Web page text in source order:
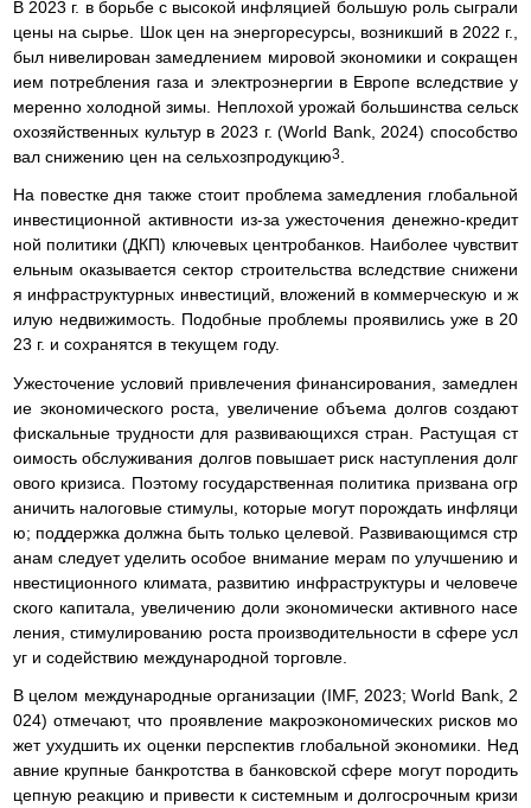
В 2023 г. в борьбе с высокой инфляцией большую роль сыграли
цены на сырье. Шок цен на энергоресурсы, возникший в 2022 г.,
был нивелирован замедлением мировой экономики и сокращен
ием потребления газа и электроэнергии в Европе вследствие у
меренно холодной зимы. Неплохой урожай большинства сельск
охозяйственных культур в 2023 г. (World Bank, 2024) способство
вал снижению цен на сельхозпродукцию3.
На повестке дня также стоит проблема замедления глобальной
инвестиционной активности из-за ужесточения денежно-кредит
ной политики (ДКП) ключевых центробанков. Наиболее чувствит
ельным оказывается сектор строительства вследствие снижени
я инфраструктурных инвестиций, вложений в коммерческую и ж
илую недвижимость. Подобные проблемы проявились уже в 20
23 г. и сохранятся в текущем году.
Ужесточение условий привлечения финансирования, замедлен
ие экономического роста, увеличение объема долгов создают
фискальные трудности для развивающихся стран. Растущая ст
оимость обслуживания долгов повышает риск наступления долг
ового кризиса. Поэтому государственная политика призвана огр
аничить налоговые стимулы, которые могут порождать инфляци
ю; поддержка должна быть только целевой. Развивающимся стр
анам следует уделить особое внимание мерам по улучшению и
нвестиционного климата, развитию инфраструктуры и человече
ского капитала, увеличению доли экономически активного насе
ления, стимулированию роста производительности в сфере усл
уг и содействию международной торговле.
В целом международные организации (IMF, 2023; World Bank, 2
024) отмечают, что проявление макроэкономических рисков мо
жет ухудшить их оценки перспектив глобальной экономики. Нед
авние крупные банкротства в банковской сфере могут породить
цепную реакцию и привести к системным и долгосрочным кризи